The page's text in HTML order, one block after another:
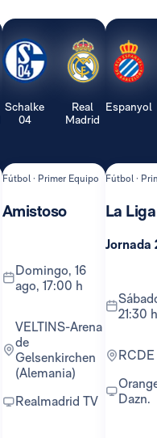
Schalke
04
Real
Madrid
Fútbol · Primer Equipo
Amistoso
domingo, 16
ago, 17:00 h
VELTINS-Arena
de
Gelsenkirchen
(Alemania)
Realmadrid TV
Espanyol
Fútbol ·
La Liga
Jornada
sábado, 22 ago,
21:30 h
Orange TV y
Dazn.